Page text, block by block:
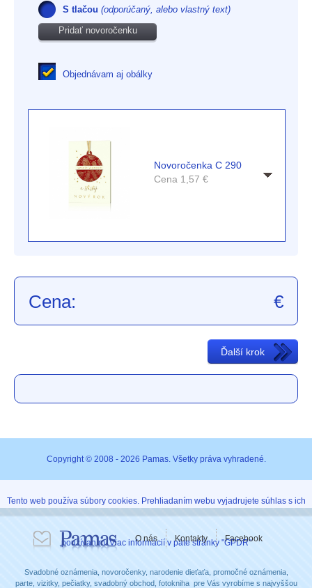
S tlačou (odporúčaný, alebo vlastný text)
Pridať novoročenku
Objednávam aj obálky
Novoročenka C 290
Cena 1,57 €
Cena: €
Copyright © 2008 - 2026 Pamas. Všetky práva vyhradené.
Tento web používa súbory cookies. Prehliadaním webu vyjadrujete súhlas s ich
používaním. Viac informácií v päte stránky "GPDR"
O nás Kontakty Facebook
Svadobné oznámenia, novoročenky, narodenie dieťaťa, promočné oznámenia,
parte, vizitky, pečiatky, svadobný obchod, fotokniha pre Vás vyrobíme s najvyššou